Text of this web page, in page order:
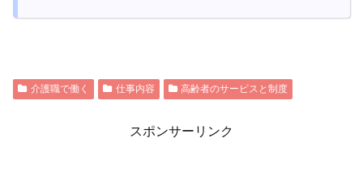
介護職で働く 仕事内容 高齢者のサービスと制度
スポンサーリンク